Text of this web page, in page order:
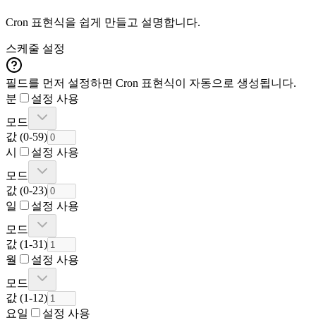
Cron 표현식을 쉽게 만들고 설명합니다.
스케줄 설정
필드를 먼저 설정하면 Cron 표현식이 자동으로 생성됩니다.
분
설정 사용
모드
값 (0-59)
시
설정 사용
모드
값 (0-23)
일
설정 사용
모드
값 (1-31)
월
설정 사용
모드
값 (1-12)
요일
설정 사용